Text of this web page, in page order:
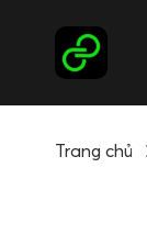
Trang chủ